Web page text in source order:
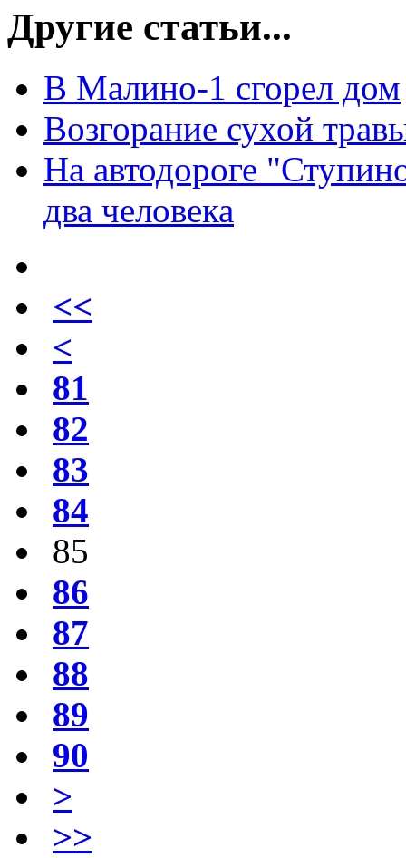
Другие статьи...
В Малино-1 сгорел дом
Возгорание сухой
На автодороге
два человека
<<
<
81
82
83
84
85
86
87
88
89
90
>
>>